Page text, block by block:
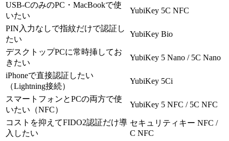
USB-CのみのPC・MacBookで使
いたい
YubiKey 5C NFC
PIN入力なしで指紋だけで認証し
たい
YubiKey Bio
デスクトップPCに常時挿してお
きたい
YubiKey 5 Nano / 5C Nano
iPhoneで直接認証したい
（Lightning接続）
YubiKey 5Ci
スマートフォンとPCの両方で使
いたい（NFC）
YubiKey 5 NFC / 5C NFC
コストを抑えてFIDO2認証だけ導
入したい
セキュリティキー NFC /
C NFC